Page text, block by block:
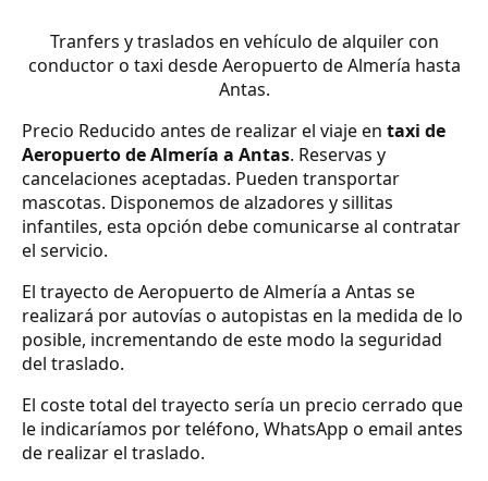
Tranfers y traslados en vehículo de alquiler con
conductor o taxi desde Aeropuerto de Almería hasta
Antas.
Precio Reducido antes de realizar el viaje en taxi de
Aeropuerto de Almería a Antas. Reservas y
cancelaciones aceptadas. Pueden transportar
mascotas. Disponemos de alzadores y sillitas
infantiles, esta opción debe comunicarse al contratar
el servicio.
El trayecto de Aeropuerto de Almería a Antas se
realizará por autovías o autopistas en la medida de lo
posible, incrementando de este modo la seguridad
del traslado.
El coste total del trayecto sería un precio cerrado que
le indicaríamos por teléfono, WhatsApp o email antes
de realizar el traslado.